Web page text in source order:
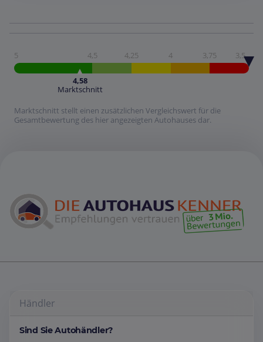
5 4,5 4,25 4 3,75 3,5
4,58
Marktschnitt
Marktschnitt stellt einen zusätzlichen Vergleichswert für die
Gesamtbewertung des hier angezeigten Autohauses dar.
Händler
Sind Sie Autohändler?